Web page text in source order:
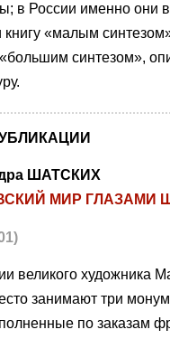
в России именно они
«малым
синтезом»,
ШАТСКИХ
МИР ГЛАЗАМИ
великого художника
занимают три
по заказам